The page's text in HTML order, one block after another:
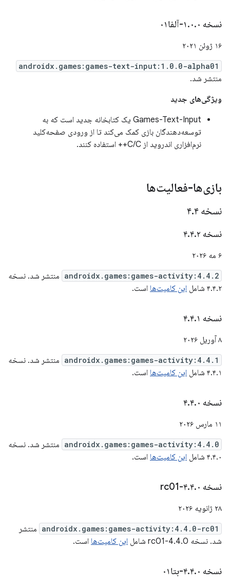
نسخه ۱ .۰.۰-آلفا۰۱
۱۶ ژوئن ۲۰۲۱
androidx.games:games-text-input:1.0.0-alpha01
منتشر شد.
ویژگی‌های جدید
Games-Text-Input یک کتابخانه جدید است که به
توسعه‌دهندگان بازی کمک می‌کند تا از ورودی صفحه‌کلید
نرم‌افزاری اندروید از C/C++ استفاده کنند.
بازی‌ها-فعالیت‌ها
نسخه ۴ .۴
نسخه ۴ .۴.۲
۶ مه ۲۰۲۶
androidx.games:games-activity:4.4.2 منتشر شد. نسخه
۴.۴.۲ شامل
این کامیت‌ها است.
نسخه ۴ .۴.۱
۸ آوریل ۲۰۲۶
androidx.games:games-activity:4.4.1 منتشر شد. نسخه
۴.۴.۱ شامل
این کامیت‌ها است.
نسخه ۴ .۴.۰
۱۱ مارس ۲۰۲۶
androidx.games:games-activity:4.4.0 منتشر شد. نسخه
۴.۴.۰ شامل
این کامیت‌ها است.
نسخه ۴ .۴.۰-rc01
۲۸ ژانویه ۲۰۲۶
androidx.games:games-activity:4.4.0-rc01 منتشر
شد. نسخه 4.4.0-rc01 شامل
این کامیت‌ها است.
نسخه ۴ .۴.۰-بتا۰۱